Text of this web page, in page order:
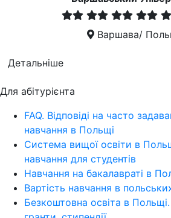
Варшава/
Детальніше
Для абітурієнта
FAQ. Відповіді на часто
навчання в Польщі
Система вищої освіти в
навчання для студентів
Навчання на бакалавраті в
Вартість навчання в
Безкоштовна освіта в